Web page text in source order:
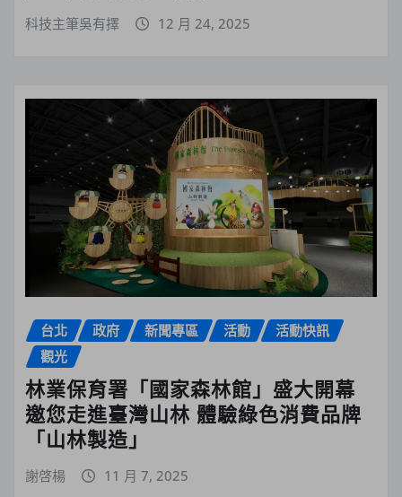
科技主筆吳有擇 12 月 24, 2025
台北 政府 新聞專區 活動
活動快訊
觀光
林業保育署「國家森林館」盛大開幕
邀您走進臺灣山林 體驗綠色消費品牌
「山林製造」
謝啓楊 11 月 7, 2025